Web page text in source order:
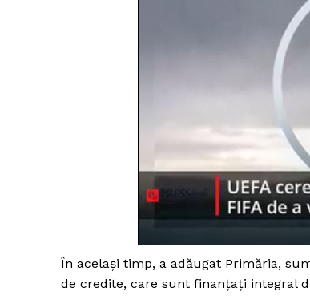
În acelaşi timp, a adăugat Primăria,
de credite, care sunt finanţaţi integral